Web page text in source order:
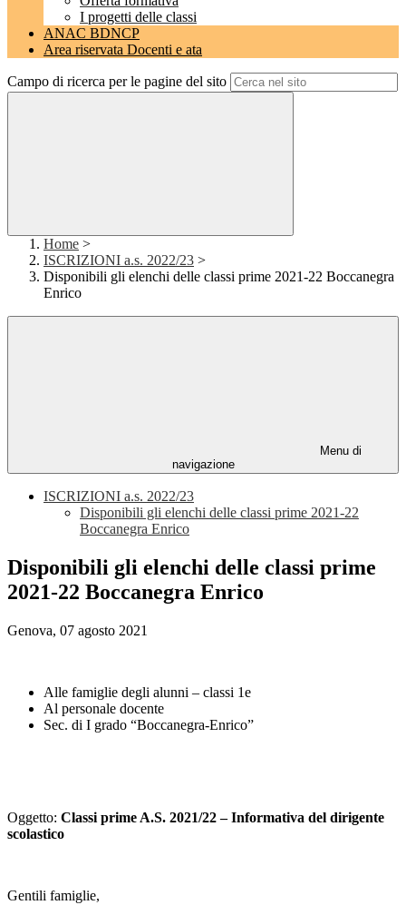
I progetti delle classi
ANAC BDNCP
Area riservata Docenti e ata
Campo di ricerca per le pagine del sito
Home >
ISCRIZIONI a.s. 2022/23 >
Disponibili gli elenchi delle classi prime 2021-22 Boccanegra
Enrico
Menu di
navigazione
ISCRIZIONI a.s. 2022/23
Disponibili gli elenchi delle classi prime 2021-22
Boccanegra Enrico
Disponibili gli elenchi delle classi prime
2021-22 Boccanegra Enrico
Genova, 07 agosto 2021
Alle famiglie degli alunni – classi 1e
Al personale docente
Sec. di I grado “Boccanegra-Enrico”
Oggetto: Classi prime A.S. 2021/22 – Informativa del dirigente
scolastico
Gentili famiglie,